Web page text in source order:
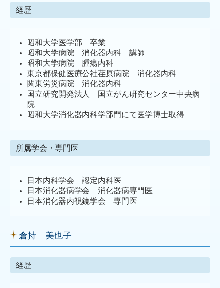
経歴
昭和大学医学部 卒業
昭和大学病院 消化器内科 講師
昭和大学病院 腫瘍内科
東京都保健医療公社荏原病院 消化器内科
関東労災病院 消化器内科
国立研究開発法人 国立がん研究センター中央病
院
昭和大学消化器内科学部門にて医学博士取得
所属学会・専門医
日本内科学会 認定内科医
日本消化器病学会 消化器病専門医
日本消化器内視鏡学会 専門医
倉持 美也子
経歴